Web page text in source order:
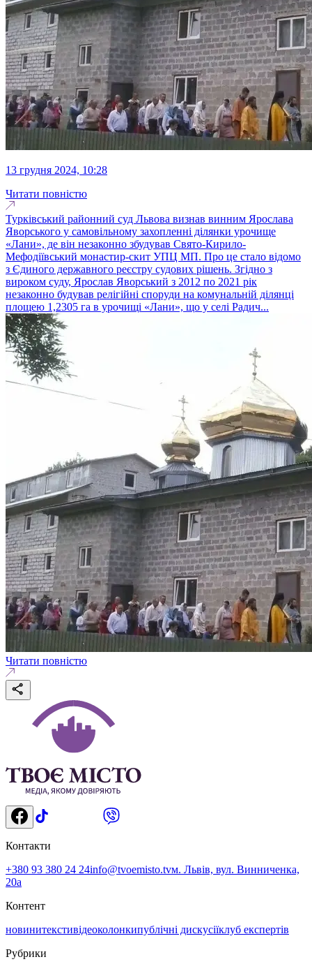
13 грудня 2024, 10:28
Читати повністю
Турківський районний суд Львова визнав винним Ярослава
Яворського у самовільному захопленні ділянки урочище
«Лани», де він незаконно збудував Свято-Кирило-
Мефодіївський монастир-скит УПЦ МП. Про це стало відомо
з Єдиного державного реєстру судових рішень. Згідно з
вироком суду, Ярослав Яворський з 2012 по 2021 рік
незаконно будував релігійні споруди на комунальній ділянці
площею 1,2305 га в урочищі «Лани», що у селі Радич...
Читати повністю
Контакти
+380 93 380 24 24info@tvoemisto.tvм. Львів, вул. Винниченка,
20а
Контент
новинитекстивідеоколонкипублічні дискусіїклуб експертів
Рубрики